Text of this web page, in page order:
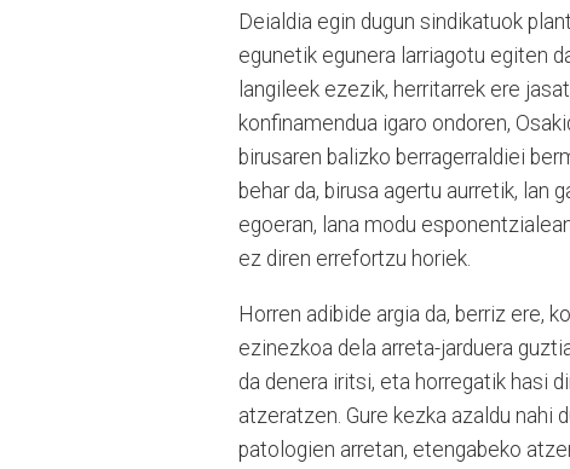
Deialdia egin dugun sindikatuok
egunetik egunera larriagotu egiten
langileek ezezik, herritarrek ere
konfinamendua igaro ondoren,
birusaren balizko berragerraldiei
behar da, birusa agertu aurretik, lan
egoeran, lana modu
ez diren errefortzu horiek.
Horren adibide argia da, berriz ere,
ezinezkoa dela arreta-jarduera
da denera iritsi, eta horregatik hasi
atzeratzen. Gure kezka azaldu nahi
patologien arretan, etengabeko